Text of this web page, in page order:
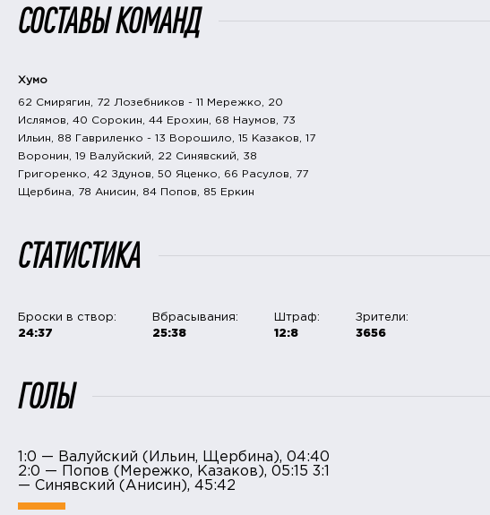
СОСТАВЫ КОМАНД
Хумо
62 Смирягин, 72 Лозебников - 11 Мережко, 20
Ислямов, 40 Сорокин, 44 Ерохин, 68 Наумов, 73
Ильин, 88 Гавриленко - 13 Ворошило, 15 Казаков, 17
Воронин, 19 Валуйский, 22 Синявский, 38
Григоренко, 42 Здунов, 50 Яценко, 66 Расулов, 77
Щербина, 78 Анисин, 84 Попов, 85 Еркин
СТАТИСТИКА
Броски в створ:
24:37
Вбрасывания:
25:38
Штраф:
12:8
Зрители:
3656
ГОЛЫ
1:0 — Валуйский (Ильин, Щербина), 04:40
2:0 — Попов (Мережко, Казаков), 05:15 3:1
— Синявский (Анисин), 45:42